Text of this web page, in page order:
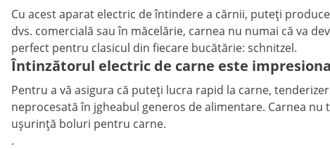
Cu acest aparat electric de întindere a cărnii, puteți
dvs. comercială sau în măcelărie, carnea nu numai că va
perfect pentru clasicul din fiecare bucătărie: schnitzel.
Întinzătorul electric de carne este
Pentru a vă asigura că puteți lucra rapid la carne,
neprocesată în jgheabul generos de alimentare. Carnea
ușurință boluri pentru carne.
.